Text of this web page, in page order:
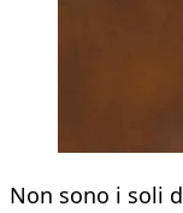
Non sono i soli